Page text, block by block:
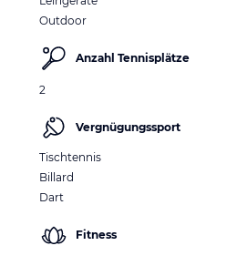
Outdoor
Anzahl Tennisplätze
2
Vergnügungssport
Tischtennis
Billard
Dart
Fitness